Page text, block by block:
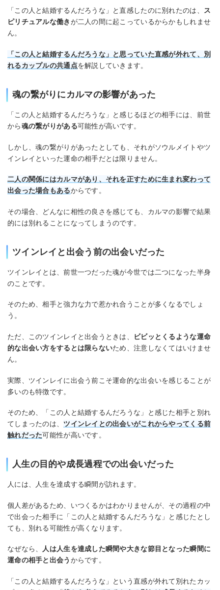
「この人と結婚するんだろうな」と直感したのに別れたのは、 ス
ピリチュアルな働きが二人の間に起こっているからかもしれませ
ん。
「この人と結婚するんだろうな」と思っていた直感が外れて、別
れるカップルの共通点を解説していきます。
魂の繋がりにカルマの影響があった
「この人と結婚するんだろうな」と感じるほどの相手には、前世
から魂の繋がりがある可能性が高いです。
しかし、魂の繋がりがあったとしても、それがソウルメイトやツ
インレイといった運命の相手だとは限りません。
二人の関係にはカルマがあり、それを正すために生まれ変わって
出会った場合もあるからです。
その場合、どんなに相性の良さを感じても、カルマの影響で結果
的には別れることになってしまうのです。
ツインレイと出会う前の出会いだった
ツインレイとは、前世一つだった魂が今世では二つになった半身
のことです。
そのため、相手と強力な力で惹かれ合うことが多くなるでしょ
う。
ただ、このツインレイと出会うときは、
ビビッとくるような運命
的な出会い方をするとは限らないため、注意しなくてはいけませ
ん。
実際、ツインレイに出会う前こそ運命的な出会いを感じることが
多いのも特徴です。
そのため、「この人と結婚するんだろうな」と感じた相手と別れ
てしまったのは、 ツインレイとの出会いがこれからやってくる前
触れだった可能性が高いです。
人生の目的や成長過程での出会いだった
人には、人生を達成する瞬間が訪れます。
個人差があるため、いつくるかはわかりませんが、その過程の中
で出会った相手に「この人と結婚するんだろうな」と感じたとし
ても、別れる可能性が高くなります。
なぜなら、 人は人生を達成した瞬間や大きな節目となった瞬間に
運命の相手と出会う からです。
「この人と結婚するんだろうな」という直感が外れて別れたカッ